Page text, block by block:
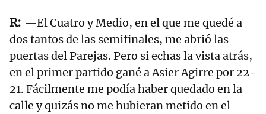
—El Cuatro y Medio, en el que me quedé a
dos tantos de las semifinales, me abrió las
puertas del Parejas. Pero si echas la vista atrás,
en el primer partido gané a Asier Agirre por 22-
21. Fácilmente me podía haber quedado en la
calle y quizás no me hubieran metido en el